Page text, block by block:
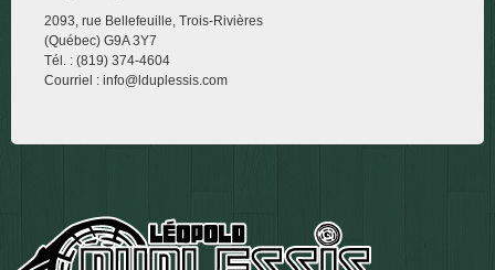
2093, rue Bellefeuille, Trois-Rivières
(Québec) G9A 3Y7
Tél. : (819) 374-4604 ‎
Courriel : info@lduplessis.com